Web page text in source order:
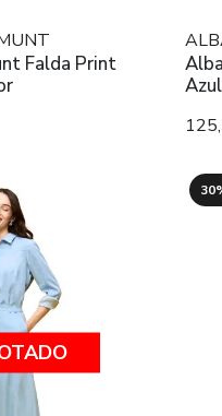
Falda Print
Azul